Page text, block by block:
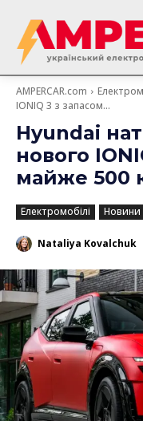
AMPERCAR.com
IONIQ 3 з запасом...
Hyundai
нового
майже 500
Електромобілі Новини
Nataliya Kovalchuk